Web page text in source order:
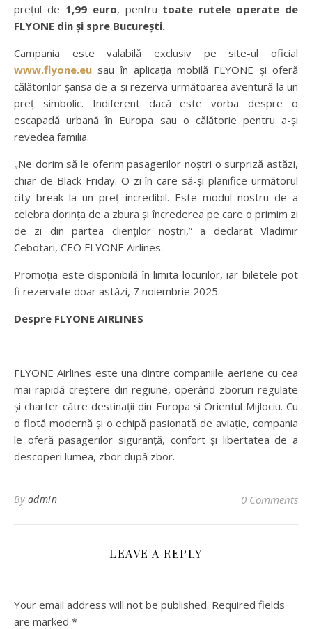
prețul de 1,99 euro, pentru toate rutele operate de
FLYONE din și spre București.
Campania este valabilă exclusiv pe site-ul oficial
www.flyone.eu sau în aplicația mobilă FLYONE și oferă
călătorilor șansa de a-și rezerva următoarea aventură la un
preț simbolic. Indiferent dacă este vorba despre o
escapadă urbană în Europa sau o călătorie pentru a-și
revedea familia.
„Ne dorim să le oferim pasagerilor noștri o surpriză astăzi,
chiar de Black Friday. O zi în care să-și planifice următorul
city break la un preț incredibil. Este modul nostru de a
celebra dorința de a zbura și încrederea pe care o primim zi
de zi din partea clienților noștri,” a declarat Vladimir
Cebotari, CEO FLYONE Airlines.
Promoția este disponibilă în limita locurilor, iar biletele pot
fi rezervate doar astăzi, 7 noiembrie 2025.
Despre FLYONE AIRLINES
FLYONE Airlines este una dintre companiile aeriene cu cea
mai rapidă creștere din regiune, operând zboruri regulate
și charter către destinații din Europa și Orientul Mijlociu. Cu
o flotă modernă și o echipă pasionată de aviație, compania
le oferă pasagerilor siguranță, confort și libertatea de a
descoperi lumea, zbor după zbor.
By admin 0 Comments
LEAVE A REPLY
Your email address will not be published. Required fields
are marked *